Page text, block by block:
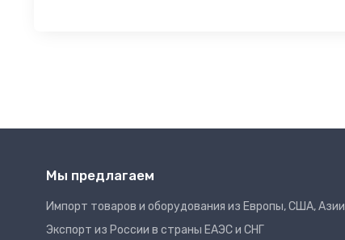
Мы предлагаем
Импорт товаров и оборудования из Европы, США, Азии
Экспорт из России в страны ЕАЭС и СНГ